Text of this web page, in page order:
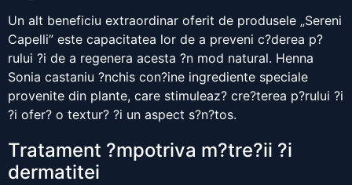
Un alt beneficiu extraordinar oferit de produsele „Sereni
Capelli” este capacitatea lor de a preveni c?derea p?
rului ?i de a regenera acesta ?n mod natural. Henna
Sonia castaniu ?nchis con?ine ingrediente speciale
provenite din plante, care stimuleaz? cre?terea p?rului ?i
?i ofer? o textur? ?i un aspect s?n?tos.
Tratament ?mpotriva m?tre?ii ?i
dermatitei